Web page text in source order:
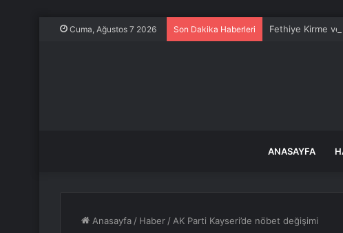
Cuma, Ağustos 7 2026 Son Dakika Haberleri Fethiye Kirme ve
ANASAYFA
Anasayfa / Haber / AK Parti Kayseri’de nöbet değişimi